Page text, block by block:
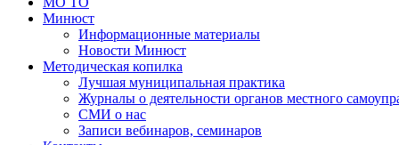
Минюст
Информационные материалы
Новости Минюст
Методическая копилка
Лучшая муниципальная практика
Журналы о деятельности органов местного
СМИ о нас
Записи вебинаров, семинаров